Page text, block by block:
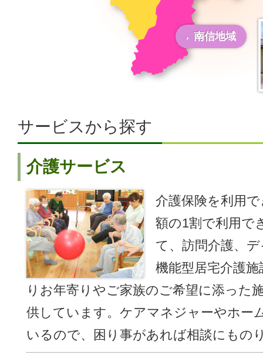
南信地域
サービスから探す
介護サービス
介護保険を利用
額の1割で利用で
て、訪問介護、
機能型居宅介護
りお年寄りやご家族のご希望に添った
供しています。ケアマネジャーやホー
いるので、困り事があれば相談にもの